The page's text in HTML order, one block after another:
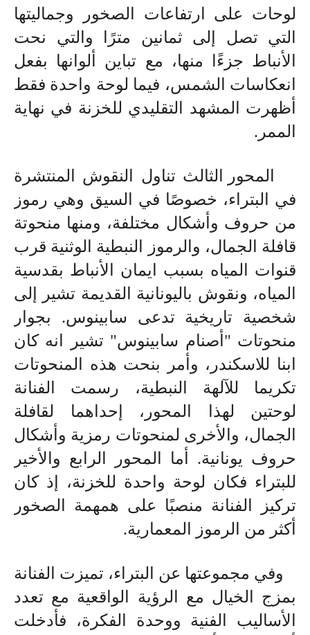
لوحات على ارتفاعات الصخور وجماليتها
التي تصل إلى ثمانين مترًا والتي نحت
الأنباط جزءًا منها، مع تباين ألوانها بفعل
انعكاسات الشمس، فيما لوحة واحدة فقط
أظهرت المشهد التقليدي للخزنة في نهاية
الممر .
المحور الثالث تناول النقوش المنتشرة
في البتراء، خصوصًا في السيق وهي رموز
من حروف وأشكال مختلفة، ومنها منحوتة
قافلة الجمال، والرموز النبطية الوثنية قرب
قنوات المياه بسبب ايمان الأنباط بقدسية
المياه، ونقوش باليونانية القديمة تشير إلى
شخصية تاريخية تدعى سابينوس. بجوار
منحوتات "أصنام سابينوس" تشير انه كان
ابنا للاسكندر، وأمر بنحت هذه المنحوتات
تكريما للآلهة النبطية، رسمت الفنانة
لوحتين لهذا المحور، إحداهما لقافلة
الجمال، والأخرى لمنحوتات رمزية وأشكال
حروف يونانية. أما المحور الرابع والأخير
للبتراء فكان لوحة واحدة للخزنة، إذ كان
تركيز الفنانة منصبًا على همهمة الصخور
أكثر من الرموز المعمارية.
وفي مجموعتها عن البتراء، تميزت الفنانة
بمزج الخيال مع الرؤية الواقعية مع تعدد
الأساليب الفنية ووحدة الفكرة، فأدخلت